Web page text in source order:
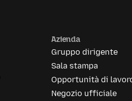
Azienda
Gruppo dirigente
Sala stampa
Opportunità di
Negozio ufficiale